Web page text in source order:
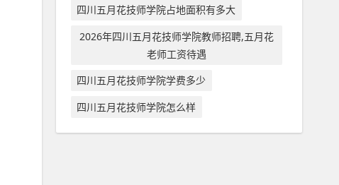
四川五月花技师学院占地面积有多大
2026年四川五月花技师学院教师招聘,五月花
老师工资待遇
四川五月花技师学院学费多少
四川五月花技师学院怎么样